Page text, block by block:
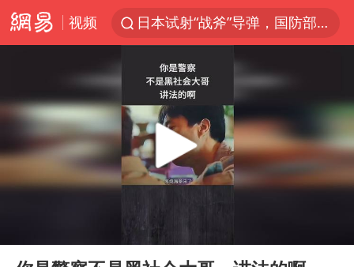
视频
日本试射“战斧”导弹，国防部回应
向鹏0-3不敌张本智和
百花奖开幕式
四川宜宾高县4.9级地震致1死
“新疆阿勒泰八月能滑雪”不实
Play